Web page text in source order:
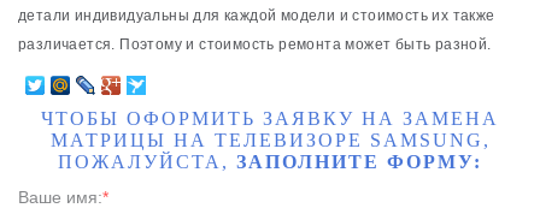
детали индивидуальны для каждой модели и стоимость их также
различается. Поэтому и стоимость ремонта может быть разной.
ЧТОБЫ ОФОРМИТЬ ЗАЯВКУ НА ЗАМЕНА
МАТРИЦЫ НА ТЕЛЕВИЗОРЕ SAMSUNG,
ПОЖАЛУЙСТА, ЗАПОЛНИТЕ ФОРМУ:
Ваше имя:*